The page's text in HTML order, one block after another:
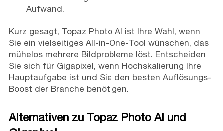
Aufwand.
Kurz gesagt, Topaz Photo AI ist Ihre Wahl, wenn
Sie ein vielseitiges All-in-One-Tool wünschen, das
mühelos mehrere Bildprobleme löst. Entscheiden
Sie sich für Gigapixel, wenn Hochskalierung Ihre
Hauptaufgabe ist und Sie den besten Auflösungs-
Boost der Branche benötigen.
Alternativen zu Topaz Photo AI und